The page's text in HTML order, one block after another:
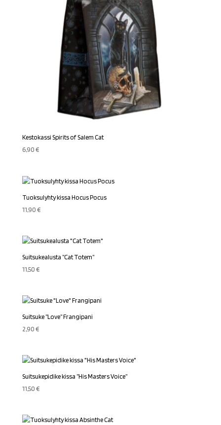
Kestokassi Spirits of Salem Cat
6,90€
Tuoksulyhty kissa Hocus Pocus
11,90€
Suitsukealusta ”Cat Totem”
11,50€
Suitsuke ”Love” Frangipani
2,90€
Suitsukepidike kissa ”His Masters Voice”
11,50€